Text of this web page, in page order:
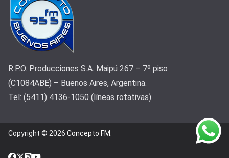
R.P.O. Producciones S.A. Maipú 267 – 7º piso
(C1084ABE) – Buenos Aires, Argentina.
Tel: (5411) 4136-1050 (líneas rotativas)
Copyright © 2026 Concepto FM